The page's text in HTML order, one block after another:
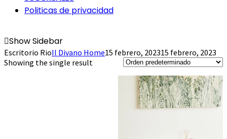
Politicas de privacidad
Show Sidebar
Escritorio RioIl Divano Home15 febrero, 202315 febrero, 2023
Showing the single result